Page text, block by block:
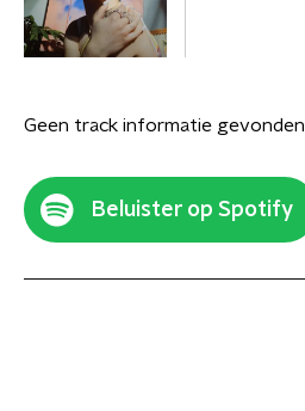
Geen track informatie gevonden
Beluister op Spotify